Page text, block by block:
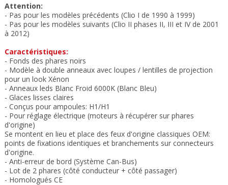
Attention:
- Pas pour les modèles précédents (Clio I de 1990 à 1999)
- Pas pour les modèles suivants (Clio II phases II, III et IV de 2001
à 2012)
Caractéristiques:
- Fonds des phares noirs
- Modèle à double anneaux avec loupes / lentilles de projection
pour un look Xénon
- Anneaux leds Blanc Froid 6000K (Blanc Bleu)
- Glaces lisses claires
- Conçus pour ampoules: H1/H1
- Pour réglage électrique (moteurs à récupérer sur phares
d'origine)
Se montent en lieu et place des feux d'origine classiques OEM:
points de fixations identiques et branchements sur connecteurs
d'origine.
- Anti-erreur de bord (Système Can-Bus)
- Lot de 2 phares (côté conducteur + côté passager)
- Homologués CE